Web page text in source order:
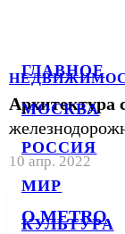
ГЛАВНОЕ
МОСКВА
РОССИЯ
МИР
КУЛЬТУРА
Архитектура
10 апр. 2022
О METRO